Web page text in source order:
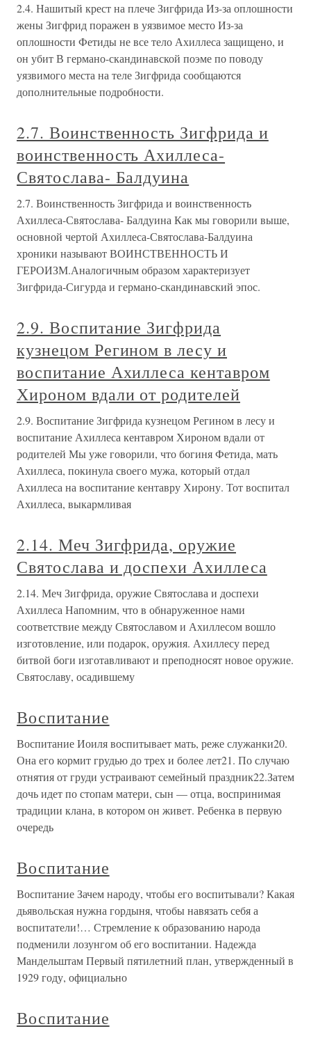
2.4. Нашитый крест на плече Зигфрида Из-за оплошности
жены Зигфрид поражен в уязвимое место Из-за
оплошности Фетиды не все тело Ахиллеса защищено, и
он убит В германо-скандинавской поэме по поводу
уязвимого места на теле Зигфрида сообщаются
дополнительные подробности.
2.7. Воинственность Зигфрида и
воинственность Ахиллеса-
Святослава- Балдуина
2.7. Воинственность Зигфрида и воинственность
Ахиллеса-Святослава- Балдуина Как мы говорили выше,
основной чертой Ахиллеса-Святослава-Балдуина
хроники называют ВОИНСТВЕННОСТЬ И
ГЕРОИЗМ.Аналогичным образом характеризует
Зигфрида-Сигурда и германо-скандинавский эпос.
2.9. Воспитание Зигфрида
кузнецом Регином в лесу и
воспитание Ахиллеса кентавром
Хироном вдали от родителей
2.9. Воспитание Зигфрида кузнецом Регином в лесу и
воспитание Ахиллеса кентавром Хироном вдали от
родителей Мы уже говорили, что богиня Фетида, мать
Ахиллеса, покинула своего мужа, который отдал
Ахиллеса на воспитание кентавру Хирону. Тот воспитал
Ахиллеса, выкармливая
2.14. Меч Зигфрида, оружие
Святослава и доспехи Ахиллеса
2.14. Меч Зигфрида, оружие Святослава и доспехи
Ахиллеса Напомним, что в обнаруженное нами
соответствие между Святославом и Ахиллесом вошло
изготовление, или подарок, оружия. Ахиллесу перед
битвой боги изготавливают и преподносят новое оружие.
Святославу, осадившему
Воспитание
Воспитание Иоиля воспитывает мать, реже служанки20.
Она его кормит грудью до трех и более лет21. По случаю
отнятия от груди устраивают семейный праздник22.Затем
дочь идет по стопам матери, сын — отца, воспринимая
традиции клана, в котором он живет. Ребенка в первую
очередь
Воспитание
Воспитание Зачем народу, чтобы его воспитывали? Какая
дьявольская нужна гордыня, чтобы навязать себя а
воспитатели!… Стремление к образованию народа
подменили лозунгом об его воспитании. Надежда
Мандельштам Первый пятилетний план, утвержденный в
1929 году, официально
Воспитание